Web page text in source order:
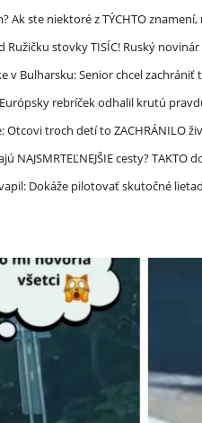
Ak ste niektoré z TÝCHTO
stovky TISÍC! Ruský novinár
v Bulharsku: Senior chcel zachrániť
rebríček odhalil krutú
Otcovi troch detí to ZACHRÁNILO
NAJSMRTEĽNEJŠIE cesty? TAKTO
Dokáže pilotovať skutočné